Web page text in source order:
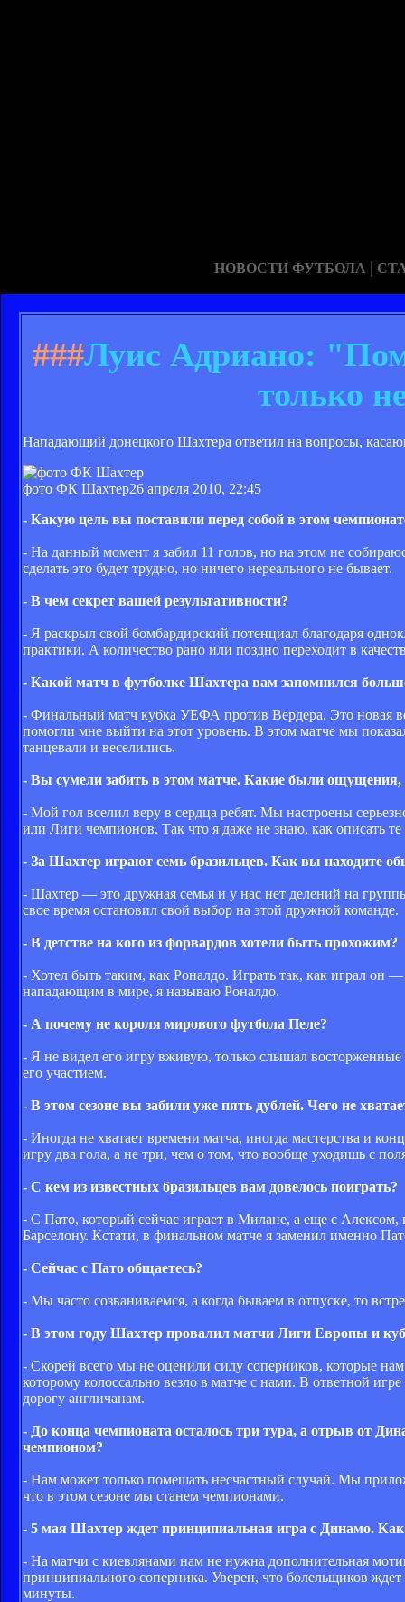
НОВОСТИ ФУТБОЛА |
###Луис Адриано:
только
Нападающий донецкого Шахтера ответил на вопросы,
фото ФК Шахтер26 апреля 2010, 22:45
- Какую цель вы поставили перед собой в этом
- На данный момент я забил 11 голов, но на этом не
сделать это будет трудно, но ничего нереального не бывает.
- В чем секрет вашей результативности?
- Я раскрыл свой бомбардирский потенциал благодаря
практики. А количество рано или поздно переходит в
- Какой матч в футболке Шахтера вам запомнился
- Финальный матч кубка УЕФА против Вердера. Это новая
помогли мне выйти на этот уровень. В этом матче мы
танцевали и веселились.
- Вы сумели забить в этом матче. Какие были ощущения,
- Мой гол вселил веру в сердца ребят. Мы настроены
или Лиги чемпионов. Так что я даже не знаю, как описать
- За Шахтер играют семь бразильцев. Как вы находите
- Шахтер — это дружная семья и у нас нет делений на
свое время остановил свой выбор на этой дружной команде.
- В детстве на кого из форвардов хотели быть прохожим?
- Хотел быть таким, как Роналдо. Играть так, как играл
нападающим в мире, я называю Роналдо.
- А почему не короля мирового футбола Пеле?
- Я не видел его игру вживую, только слышал
его участием.
- В этом сезоне вы забили уже пять дублей. Чего не
- Иногда не хватает времени матча, иногда мастерства и
игру два гола, а не три, чем о том, что вообще уходишь с
- С кем из известных бразильцев вам довелось поиграть?
- С Пато, который сейчас играет в Милане, а еще с
Барселону. Кстати, в финальном матче я заменил именно
- Сейчас с Пато общаетесь?
- Мы часто созваниваемся, а когда бываем в отпуске, то
- В этом году Шахтер провалил матчи Лиги Европы и
- Скорей всего мы не оценили силу соперников, которые
которому колоссально везло в матче с нами. В ответной
дорогу англичанам.
- До конца чемпионата осталось три тура, а отрыв от
чемпионом?
- Нам может только помешать несчастный случай. Мы
что в этом сезоне мы станем чемпионами.
- 5 мая Шахтер ждет принципиальная игра с Динамо. Как
- На матчи с киевлянами нам не нужна дополнительная
принципиального соперника. Уверен, что болельщиков
минуты.